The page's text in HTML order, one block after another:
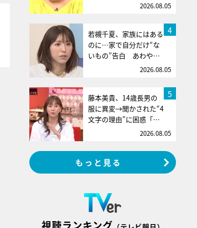
2026.08.05
4
若槻千夏、家族にはある
のに…家で自分だけ“な
いもの”告白 あわや…
2026.08.05
5
藤本美貴、14歳長男の
服に異変→聞かされた“4
文字の理由”に困惑「…
2026.08.05
もっと見る